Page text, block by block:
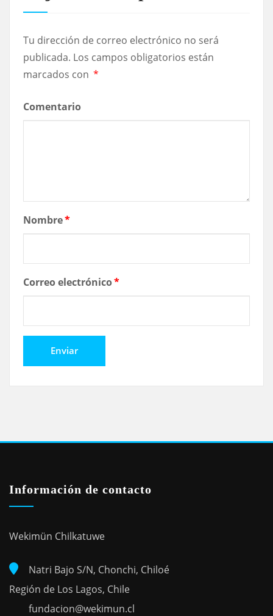
Tu dirección de correo electrónico no será
publicada. Los campos obligatorios están
marcados con *
Comentario
Nombre*
Correo electrónico*
Información de contacto
Wekimün Chilkatuwe
Natri Bajo S/N, Chonchi, Chiloé
Región de Los Lagos, Chile
fundacion@wekimun.cl